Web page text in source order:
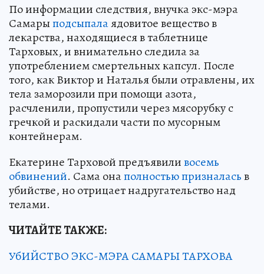
По информации следствия, внучка экс-мэра
Самарыподсыпалаядовитое вещество в
лекарства, находящиеся в таблетнице
Тарховых, и внимательно следила за
употреблением смертельных капсул. После
того, как Виктор и Наталья были отравлены, их
тела заморозили при помощи азота,
расчленили, пропустили через мясорубку с
гречкой и раскидали части по мусорным
контейнерам.
Екатерине Тарховой предъявиливосемь
обвинений. Сама онаполностью призналасьв
убийстве, но отрицает надругательство над
телами.
ЧИТАЙТЕ ТАКЖЕ:
УбИЙСТВО ЭКС-МЭРА САМАРЫ ТАРХОВА